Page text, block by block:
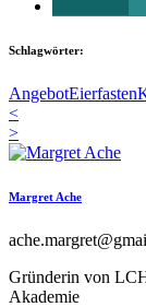
Schlagwörter:
AngebotEierfasten
<
>
Margret Ache
Gründerin von
Akademie